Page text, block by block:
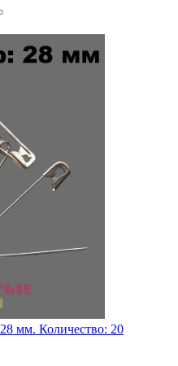
мм. Количество: 20